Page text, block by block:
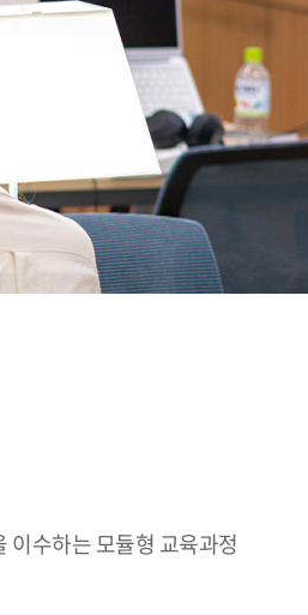
이수하는 모듈형 교육과정